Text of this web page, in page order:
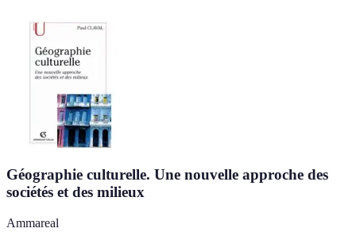
Géographie culturelle. Une nouvelle approche des
sociétés et des milieux
Ammareal